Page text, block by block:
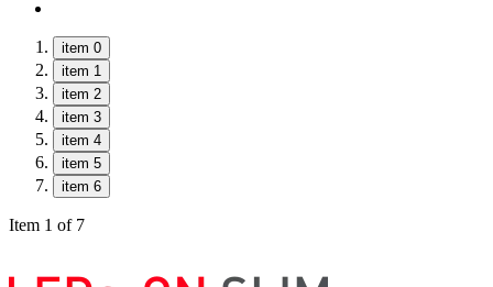
item 0
item 1
item 2
item 3
item 4
item 5
item 6
Item 1 of 7